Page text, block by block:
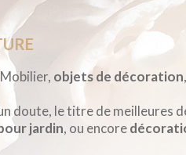
objets de décoration
doute, le titre de meilleures
jardin, ou encore